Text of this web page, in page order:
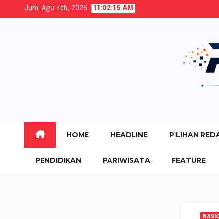
Jum. Agu 7th, 2026 11:02:17 AM
HOME HEADLINE PILIHAN
PENDIDIKAN PARIWISATA FEATURE